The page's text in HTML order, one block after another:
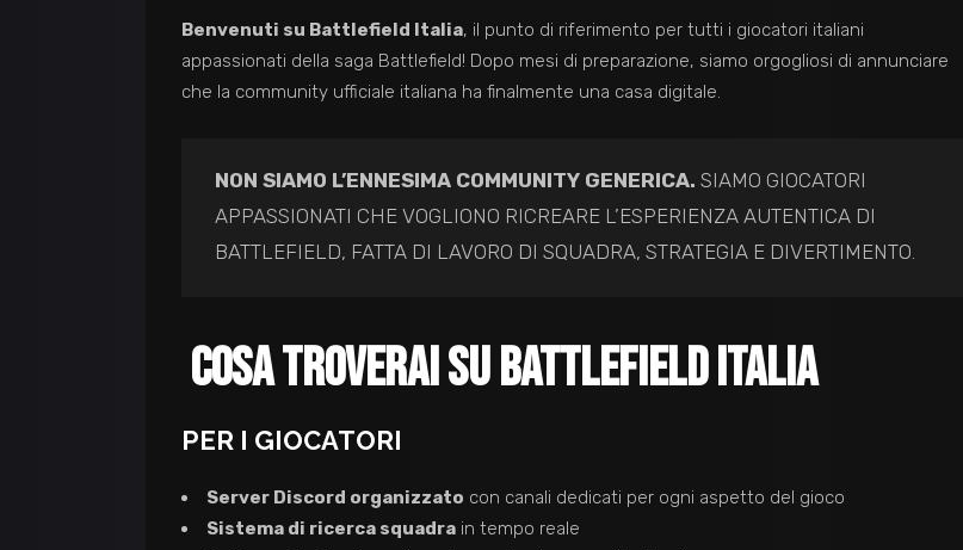
Benvenuti su Battlefield Italia, il punto di riferimento per tutti i giocatori italiani
appassionati della saga Battlefield! Dopo mesi di preparazione, siamo orgogliosi di annunciare
che la community ufficiale italiana ha finalmente una casa digitale.
NON SIAMO L’ENNESIMA COMMUNITY GENERICA. SIAMO GIOCATORI
APPASSIONATI CHE VOGLIONO RICREARE L’ESPERIENZA AUTENTICA DI
BATTLEFIELD, FATTA DI LAVORO DI SQUADRA, STRATEGIA E DIVERTIMENTO.
COSA TROVERAI SU BATTLEFIELD ITALIA
PER I GIOCATORI
Server Discord organizzato con canali dedicati per ogni aspetto del gioco
Sistema di ricerca squadra in tempo reale